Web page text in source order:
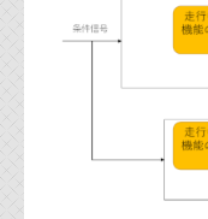
設計用語集